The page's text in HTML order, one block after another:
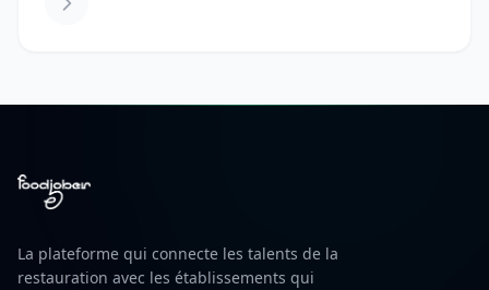
La plateforme qui connecte les talents de la
restauration avec les établissements qui